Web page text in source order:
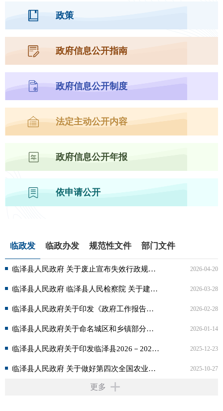
政策
政府信息公开指南
政府信息公开制度
法定主动公开内容
政府信息公开年报
依申请公开
临政发 临政办发 规范性文件 部门文件
临泽县人民政府 关于废止宣布失效行政规范性文件的决定 2026-04-20
临泽县人民政府 临泽县人民检察院 关于建立健全府检联动工作机制的实施意见 2026-03-28
临泽县人民政府关于印发《政府工作报告》的通知 2026-02-28
临泽县人民政府关于命名城区和乡镇部分道路的通知 2026-01-14
临泽县人民政府关于印发临泽县2026－2028年土地储备三年滚动计划和临泽县2026年度... 2025-12-23
临泽县人民政府 关于做好第四次全国农业普查工作的通知 2025-10-27
更多